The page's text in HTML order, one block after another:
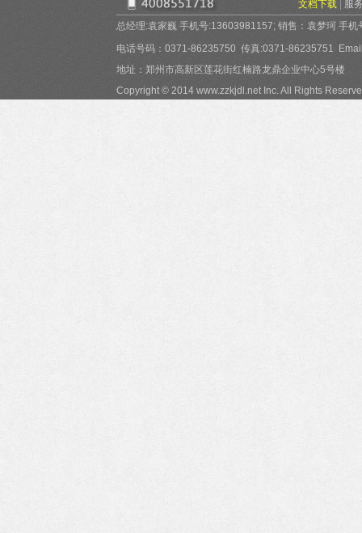
文档下载
服
总经理:袁家巍 手机号:13603981157; 销售：袁梦珂 手
电话号码：0371-86235750 传真:0371-86235751
地址：郑州市高新区莲花街红楠路龙鼎企业中心5号楼
Copyright © 2014 www.zzkjdl.net Inc. All Rights